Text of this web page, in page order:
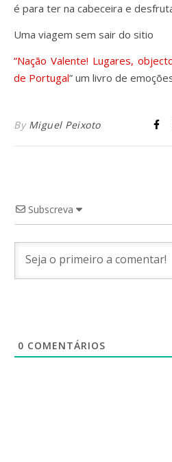
é para ter na cabeceira e
Uma viagem sem sair do sitio
“Nação Valente! Lugares,
de Portugal” um livro de
By Miguel Peixoto
Subscreva
0 COMENTÁRIOS